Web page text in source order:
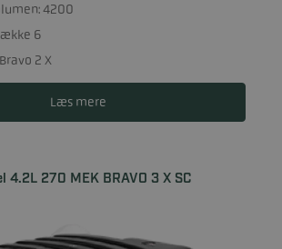
4200
6
2 X
Læs mere
4.2L 270 MEK BRAVO 3 X SC